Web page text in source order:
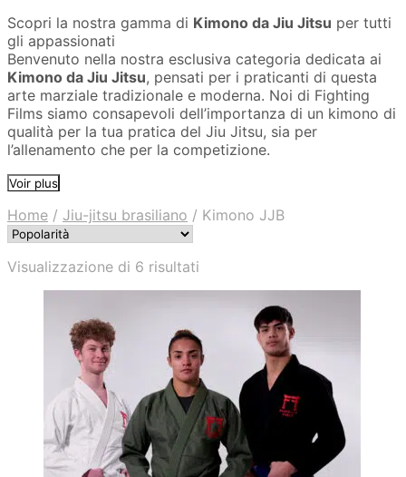
Scopri la nostra gamma di Kimono da Jiu Jitsu per tutti
gli appassionati
Benvenuto nella nostra esclusiva categoria dedicata ai
Kimono da Jiu Jitsu, pensati per i praticanti di questa
arte marziale tradizionale e moderna. Noi di Fighting
Films siamo consapevoli dell’importanza di un kimono di
qualità per la tua pratica del Jiu Jitsu, sia per
l’allenamento che per la competizione.
Voir plus
Home / Jiu-jitsu brasiliano / Kimono JJB
Visualizzazione di 6 risultati